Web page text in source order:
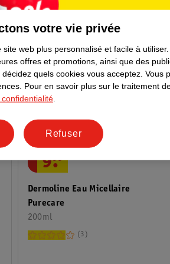
Dermoline Eau Micellaire
Purecare
200ml
9.
99
3
votre vie privée
web plus personnalisé et facile à utiliser.
offres et promotions, ainsi que des
décidez quels cookies vous acceptez. Vous
Pour en savoir plus sur le traitement
Refuser